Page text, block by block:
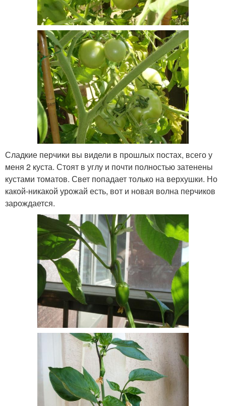
Сладкие перчики вы видели в прошлых постах, всего у
меня 2 куста. Стоят в углу и почти полностью затенены
кустами томатов. Свет попадает только на верхушки. Но
какой-никакой урожай есть, вот и новая волна перчиков
зарождается.